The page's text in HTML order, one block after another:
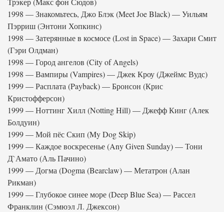
1998 — Знакомьтесь, Джо Блэк (Meet Joe Black) — Уильям
Пэрриш (Энтони Хопкинс)
1998 — Затерянные в космосе (Lost in Space) — Захари Смит
(Гэри Олдман)
1998 — Город ангелов (City of Angels)
1998 — Вампиры (Vampires) — Джек Кроу (Джеймс Вудс)
1999 — Расплата (Payback) — Бронсон (Крис
Кристофферсон)
1999 — Ноттинг Хилл (Notting Hill) — Джефф Кинг (Алек
Болдуин)
1999 — Мой пёс Скип (My Dog Skip)
1999 — Каждое воскресенье (Any Given Sunday) — Тони
Д`Амато (Аль Пачино)
1999 — Догма (Dogma (Bearclaw) — Метатрон (Алан
Рикман)
1999 — Глубокое синее море (Deep Blue Sea) — Рассел
Франклин (Сэмюэл Л. Джексон)